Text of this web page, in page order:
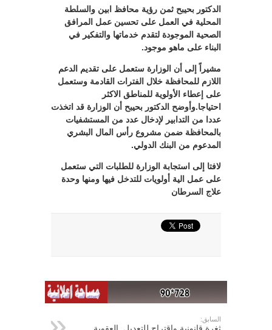
الدكتور بحيبح ثمن رؤية محافظ ابين والسلطة
المحلية في العمل على تحسين عمل المرافق
الصحية الموجودة لتقدم خدماتها والتفكير في
البناء على ماهو موجود.
مشيراً إلى أن الوزارة ستعمل على تقديم الدعم
اللازم للمحافظة خلال الفترات القادمة وستعمل
على إعطاء الأولوية للمناطق الاكثر
احتياجا.وأوضح الدكتور بحيبح أن الوزارة قد اتخذت
عددا من التدابير لإدخال عدد من المستشفيات
بالمحافظة ضمن مشروع رأس المال البشري
المدعوم من البنك الدولي.
لافتا إلى استجابة الوزارة للطلبات التي ستعمل
على عمل الية أولويات للتدخل فيها ومنها وحدة
علاج السرطان
السابق: